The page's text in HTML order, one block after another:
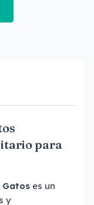
para
es un
y